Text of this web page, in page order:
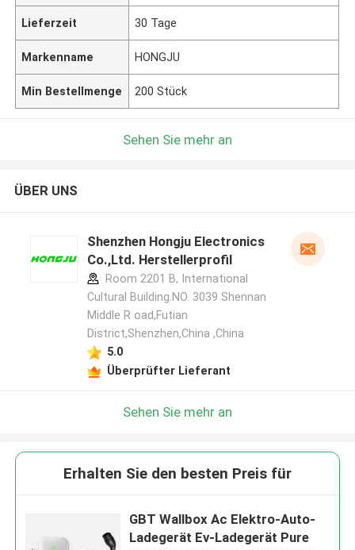
Lieferzeit 30 Tage
Markenname HONGJU
Min Bestellmenge 200 Stück
Sehen Sie mehr an
ÜBER UNS
Shenzhen Hongju Electronics
Co.,Ltd. Herstellerprofil
Room 2201 B, International
Cultural Building.NO. 3039 Shennan
Middle R oad,Futian
District,Shenzhen,China ,China
5.0
Überprüfter Lieferant
Sehen Sie mehr an
Erhalten Sie den besten Preis für
GBT Wallbox Ac Elektro-Auto-
Ladegerät Ev-Ladegerät Pure